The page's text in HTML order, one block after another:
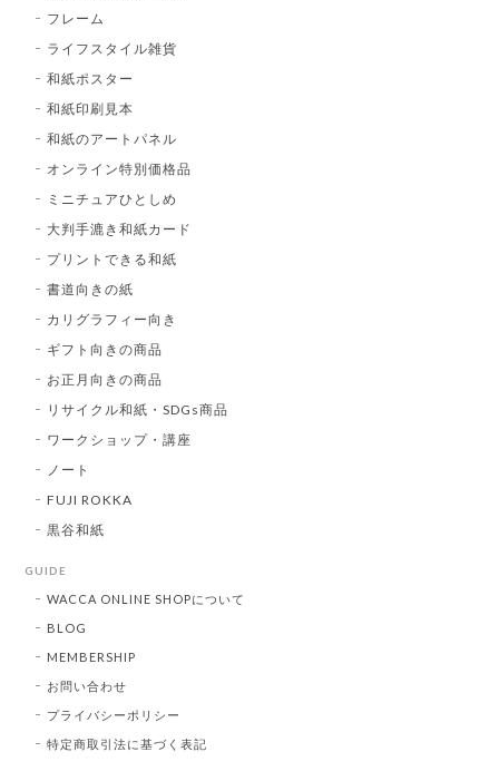
フレーム
ライフスタイル雑貨
和紙ポスター
和紙印刷見本
和紙のアートパネル
オンライン特別価格品
ミニチュアひとしめ
大判手漉き和紙カード
プリントできる和紙
書道向きの紙
カリグラフィー向き
ギフト向きの商品
お正月向きの商品
リサイクル和紙・SDGs商品
ワークショップ・講座
ノート
FUJI ROKKA
黒谷和紙
GUIDE
WACCA ONLINE SHOPについて
BLOG
MEMBERSHIP
お問い合わせ
プライバシーポリシー
特定商取引法に基づく表記